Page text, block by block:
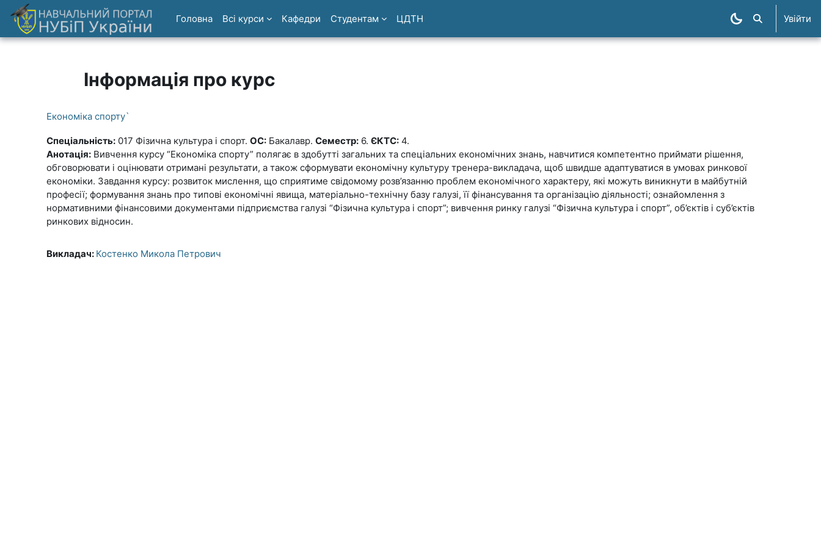
Перейти до головного вмісту
Головна
Всі курси Кафедри Студентам ЦДТН Пошук курсів
Увійти
Інформація про курс
Економіка спорту`
Спеціальність: 017 Фізична культура і спорт. ОС: Бакалавр. Семестр: 6. ЄКТС: 4.
Анотація: Вивчення курсу “Економіка спорту” полягає в здобутті загальних та спеціальних економічних знань, навчитися компетентно приймати рішення,
обговорювати і оцінювати отримані результати, а також сформувати економічну культуру тренера-викладача, щоб швидше адаптуватися в умовах ринкової
економіки. Завдання курсу: розвиток мислення, що сприятиме свідомому розв’язанню проблем економічного характеру, які можуть виникнути в майбутній
професії; формування знань про типові економічні явища, матеріально-технічну базу галузі, її фінансування та організацію діяльності; ознайомлення з
нормативними фінансовими документами підприємства галузі “Фізична культура і спорт”; вивчення ринку галузі “Фізична культура і спорт”, об’єктів і суб’єктів
ринкових відносин.
Викладач: Костенко Микола Петрович